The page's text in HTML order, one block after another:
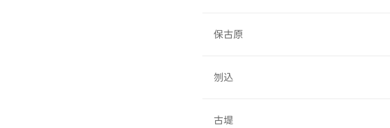
保古原
刎込
古堤